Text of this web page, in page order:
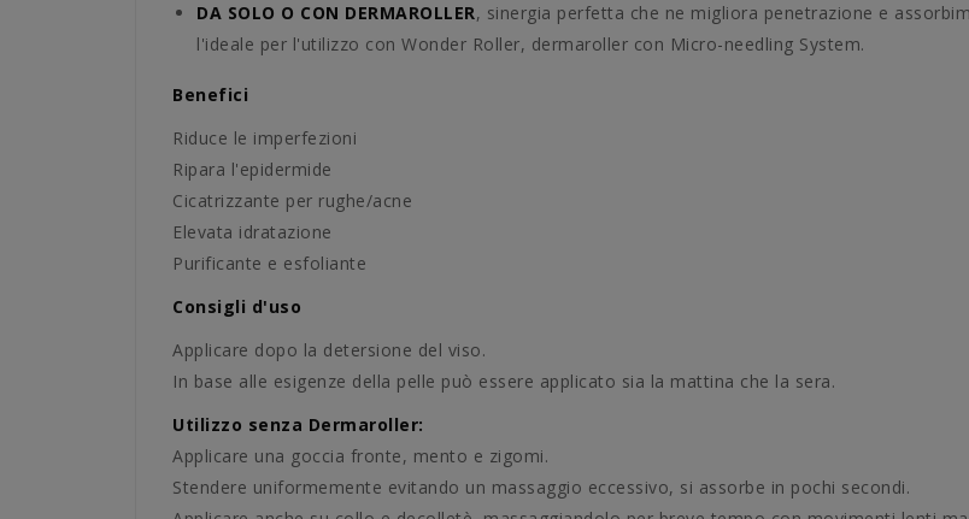
DA SOLO O CON DERMAROLLER, sinergia perfetta che ne migliora penetrazione e
l'ideale per l'utilizzo con Wonder Roller, dermaroller con Micro-needling System.
Benefici
Riduce le imperfezioni
Ripara l'epidermide
Cicatrizzante per rughe/acne
Elevata idratazione
Purificante e esfoliante
Consigli d'uso
Applicare dopo la detersione del viso.
In base alle esigenze della pelle può essere applicato sia la mattina che la sera.
Utilizzo senza Dermaroller:
Applicare una goccia fronte, mento e zigomi.
Stendere uniformemente evitando un massaggio eccessivo, si assorbe in pochi secondi.